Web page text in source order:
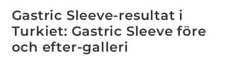
Gastric Sleeve-resultat i
Turkiet: Gastric Sleeve före
och efter-galleri